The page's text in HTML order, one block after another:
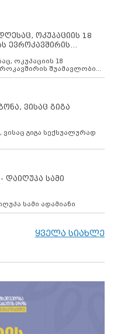
ოკუპაციის 18
ევროკავშირის
ოკუპაციის 18
შუამავლობით
შეწყვეტის
აგრძელებს მათი
დგამს ნაბიჯებს მათი
ვისაც გიგა
გიგა სექსუალურად
დაიღუპა სამი
სამი ადამიანი
ყველა სიახლე